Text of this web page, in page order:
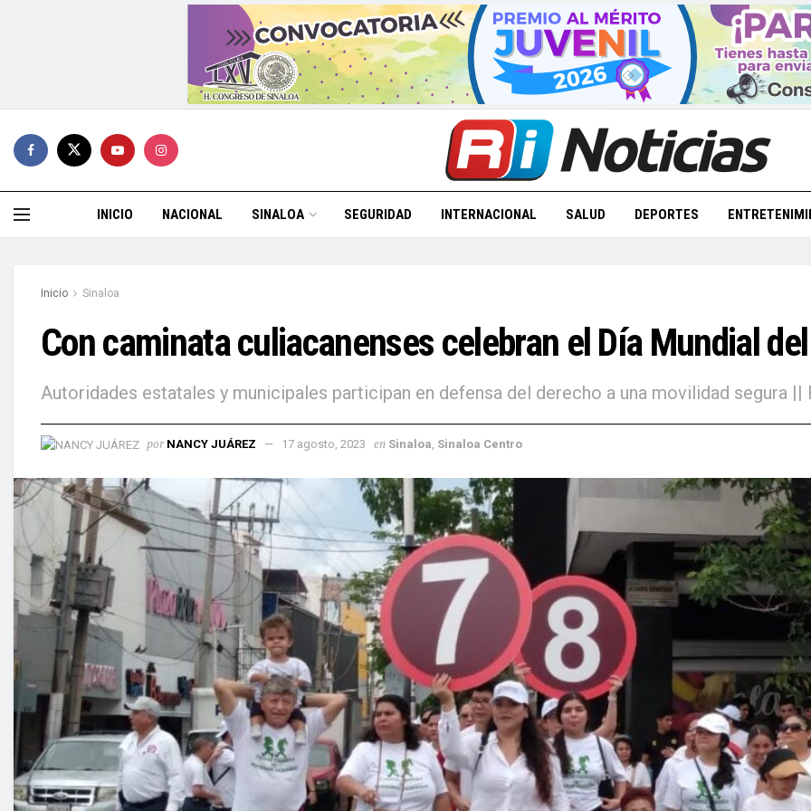
INICIO NACIONAL SINALOA SEGURIDAD INTERNACIONAL SALUD DEPORTES
Inicio Sinaloa
Con caminata culiacanenses celebran el Día Mundial
Autoridades estatales y municipales participan en defensa del derecho a una movilidad segura
por NANCY JUÁREZ 17 agosto, 2023 en Sinaloa, Sinaloa Centro